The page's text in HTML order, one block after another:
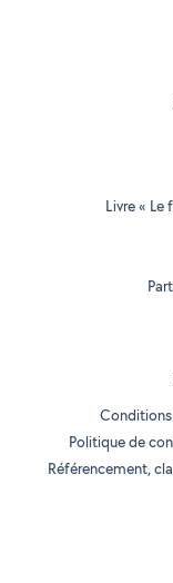
Livre «
Politique de
Référencement,